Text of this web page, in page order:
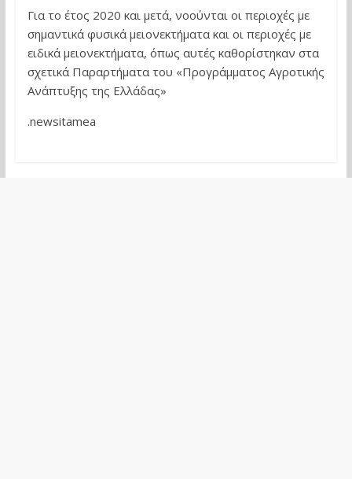
Για το έτος 2020 και μετά, νοούνται οι περιοχές με
σημαντικά φυσικά μειονεκτήματα και οι περιοχές με
ειδικά μειονεκτήματα, όπως αυτές καθορίστηκαν στα
σχετικά Παραρτήματα του «Προγράμματος Αγροτικής
Ανάπτυξης της Ελλάδας»
.newsitamea